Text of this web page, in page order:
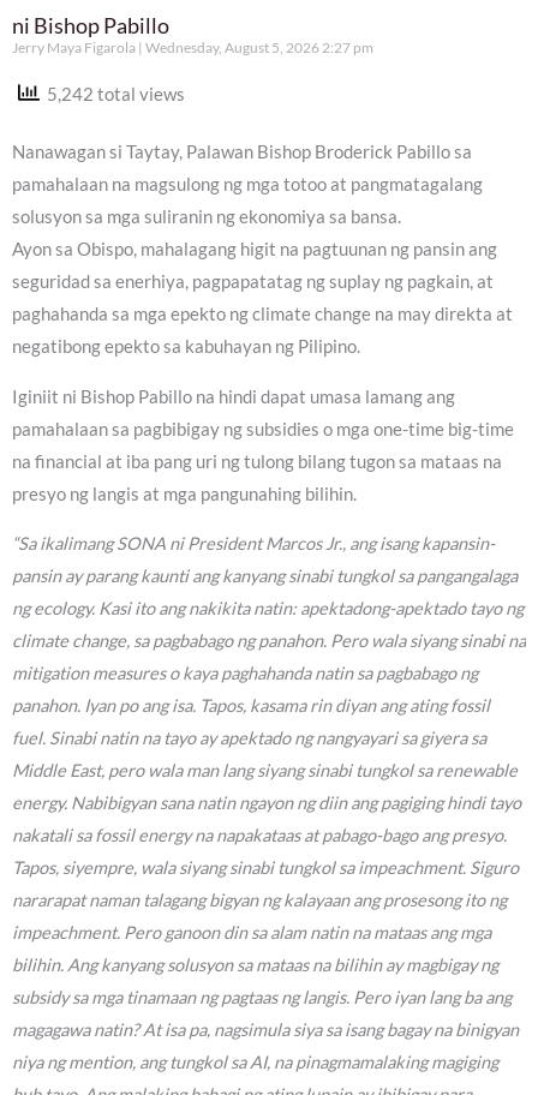
ni Bishop Pabillo
Jerry Maya Figarola Wednesday, August 5, 2026 2:27 pm
5,242 total views
Nanawagan si Taytay, Palawan Bishop Broderick Pabillo sa
pamahalaan na magsulong ng mga totoo at pangmatagalang
solusyon sa mga suliranin ng ekonomiya sa bansa.
Ayon sa Obispo, mahalagang higit na pagtuunan ng pansin ang
seguridad sa enerhiya, pagpapatatag ng suplay ng pagkain, at
paghahanda sa mga epekto ng climate change na may direkta at
negatibong epekto sa kabuhayan ng Pilipino.
Iginiit ni Bishop Pabillo na hindi dapat umasa lamang ang
pamahalaan sa pagbibigay ng subsidies o mga one-time big-time
na financial at iba pang uri ng tulong bilang tugon sa mataas na
presyo ng langis at mga pangunahing bilihin.
“Sa ikalimang SONA ni President Marcos Jr., ang isang kapansin-
pansin ay parang kaunti ang kanyang sinabi tungkol sa pangangalaga
ng ecology. Kasi ito ang nakikita natin: apektadong-apektado tayo ng
climate change, sa pagbabago ng panahon. Pero wala siyang sinabi na
mitigation measures o kaya paghahanda natin sa pagbabago ng
panahon. Iyan po ang isa. Tapos, kasama rin diyan ang ating fossil
fuel. Sinabi natin na tayo ay apektado ng nangyayari sa giyera sa
Middle East, pero wala man lang siyang sinabi tungkol sa renewable
energy. Nabibigyan sana natin ngayon ng diin ang pagiging hindi tayo
nakatali sa fossil energy na napakataas at pabago-bago ang presyo.
Tapos, siyempre, wala siyang sinabi tungkol sa impeachment. Siguro
nararapat naman talagang bigyan ng kalayaan ang prosesong ito ng
impeachment. Pero ganoon din sa alam natin na mataas ang mga
bilihin. Ang kanyang solusyon sa mataas na bilihin ay magbigay ng
subsidy sa mga tinamaan ng pagtaas ng langis. Pero iyan lang ba ang
magagawa natin? At isa pa, nagsimula siya sa isang bagay na binigyan
niya ng mention, ang tungkol sa AI, na pinagmamalaking magiging